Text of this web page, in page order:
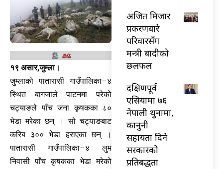
१९ असार,जुम्ला।
जुम्लाको पातारासी गाउँपालिका–४
स्थित बागजाले पाटनमा परेको
चट्याङले पाँच जना कृषकका ८०
भेडा मरेका छन् । सो चट्याङबाट
करिब ३०० भेडा हराएका छन् ।
पातारासी गाउँपालिका–४ लुम
निवासी पाँच कृषकका भेडा मरेको
अजित मिजार
प्रकरणबारे
परिवारसँग
मन्त्री बादीको
छलफल
दक्षिणपूर्व
एसियामा ७६
नेपाली थुनामा,
कानुनी
सहायता दिने
सरकारको
प्रतिबद्धता